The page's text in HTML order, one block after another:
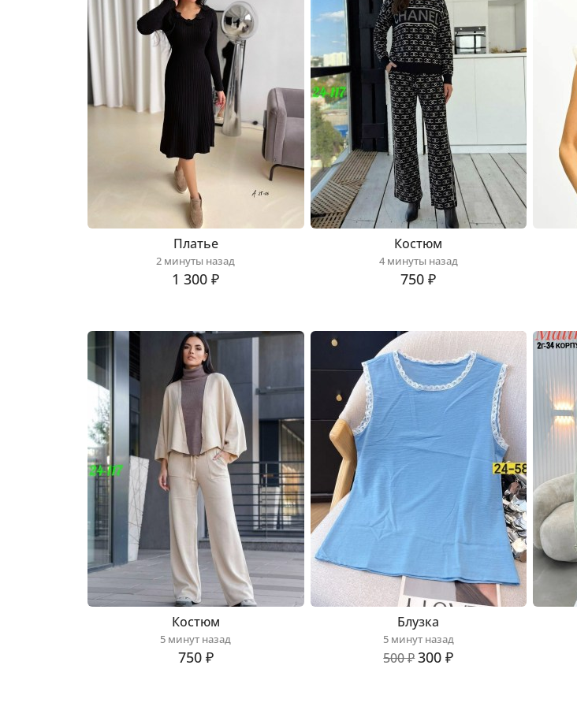
Платье
2 минуты назад
1 300 ₽
Костюм
4 минуты назад
750 ₽
Костюм
5 минут назад
750 ₽
Блузка
5 минут назад
500 ₽300 ₽